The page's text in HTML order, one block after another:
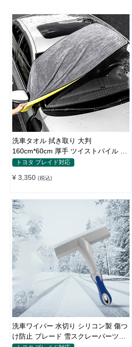
洗車タオル 拭き取り 大判
160cm*60cm 厚手 ツイストパイル 優
れた吸水性 コーラルフリース
トヨタ ブレイド対応
¥ 3,350 (税込)
洗車ワイパー 水切り シリコン製 傷つ
け防止 ブレード 雪スクレーパーツー